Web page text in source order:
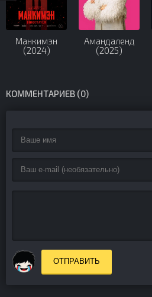
Манкимэн
(2024)
Амандаленд
(2025)
КОММЕНТАРИЕВ (0)
ОТПРАВИТЬ